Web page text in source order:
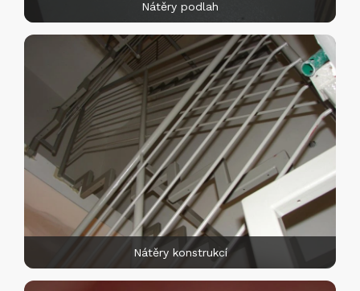
Nátěry podlah
Nátěry konstrukcí